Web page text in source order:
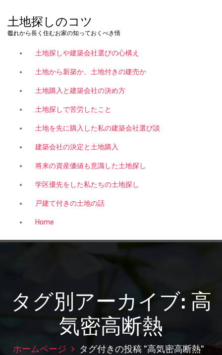
土地探しのコツ
これから長く住むお家の知っておくべき情報。
土地探しや建築会社選びの心構え
土地から新築か、土地付きの建売か
土地購入と建築会社の決め方
土地探しで苦労したこと
土地を先に購入した私の建築会社選び談
建築会社の決定と土地購入
将来の資産価値も意識した土地探し
学区優先をした私たちの土地探し
戸建て付きの土地の話
Home
タグ別アーカイブ: 高
気密高断熱
ホームページ タグ付きの投稿 "高気密高断熱"